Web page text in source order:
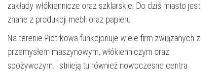
zakłady włókiennicze oraz szklarskie. Do dziś miasto jest
znane z produkcji mebli oraz papieru.
Na terenie Piotrkowa funkcjonuje wiele firm związanych z
przemysłem maszynowym, włókienniczym oraz
spożywczym. Istnieją tu również nowoczesne centra